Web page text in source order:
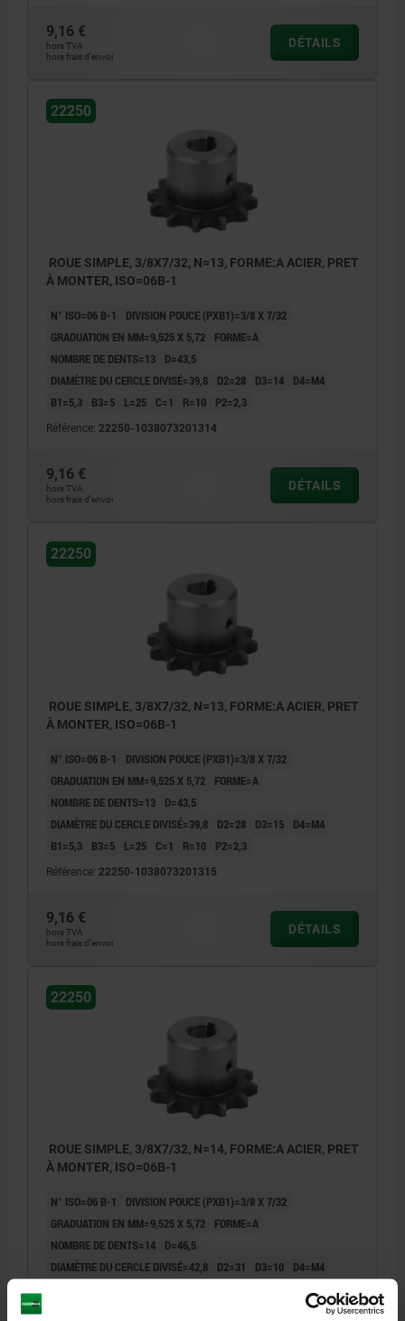
9,16 €
hors TVA
hors frais d’envoi
DÉTAILS
22250
ROUE SIMPLE, 3/8X7/32, N=13, FORME:A ACIER, PRET
À MONTER, ISO=06B-1
N° ISO=06 B-1
DIVISION POUCE (PXB1)=3/8 X 7/32
GRADUATION EN MM=9,525 X 5,72
FORME=A
NOMBRE DE DENTS=13
D=43,5
DIAMÈTRE DU CERCLE DIVISÉ=39,8
D2=28 D3=14
D4=M4
B1=5,3
B3=5 L=25 C=1 R=10 P2=2,3
Référence: 22250-1038073201314
9,16 €
hors TVA
hors frais d’envoi
DÉTAILS
22250
ROUE SIMPLE, 3/8X7/32, N=13, FORME:A ACIER, PRET
À MONTER, ISO=06B-1
N° ISO=06 B-1
DIVISION POUCE (PXB1)=3/8 X 7/32
GRADUATION EN MM=9,525 X 5,72
FORME=A
NOMBRE DE DENTS=13
D=43,5
DIAMÈTRE DU CERCLE DIVISÉ=39,8
D2=28 D3=15
D4=M4
B1=5,3
B3=5 L=25 C=1 R=10 P2=2,3
Référence: 22250-1038073201315
9,16 €
hors TVA
hors frais d’envoi
DÉTAILS
22250
ROUE SIMPLE, 3/8X7/32, N=14, FORME:A ACIER, PRET
À MONTER, ISO=06B-1
N° ISO=06 B-1
DIVISION POUCE (PXB1)=3/8 X 7/32
GRADUATION EN MM=9,525 X 5,72
FORME=A
NOMBRE DE DENTS=14
D=46,5
DIAMÈTRE DU CERCLE DIVISÉ=42,8
D2=31 D3=10
D4=M4